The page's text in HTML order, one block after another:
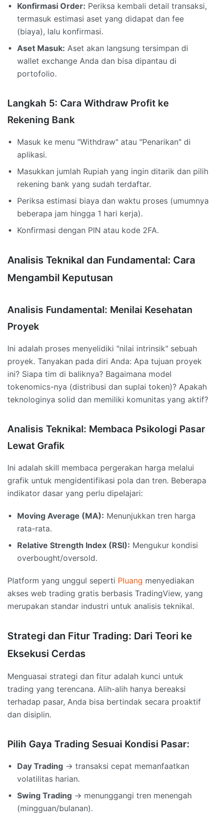
Konfirmasi Order: Periksa kembali detail transaksi,
termasuk estimasi aset yang didapat dan fee
(biaya), lalu konfirmasi.
Aset Masuk: Aset akan langsung tersimpan di
wallet exchange Anda dan bisa dipantau di
portofolio.
Langkah 5: Cara Withdraw Profit ke
Rekening Bank
Masuk ke menu "Withdraw" atau "Penarikan" di
aplikasi.
Masukkan jumlah Rupiah yang ingin ditarik dan pilih
rekening bank yang sudah terdaftar.
Periksa estimasi biaya dan waktu proses (umumnya
beberapa jam hingga 1 hari kerja).
Konfirmasi dengan PIN atau kode 2FA.
Analisis Teknikal dan Fundamental: Cara
Mengambil Keputusan
Analisis Fundamental: Menilai Kesehatan
Proyek
Ini adalah proses menyelidiki "nilai intrinsik" sebuah
proyek. Tanyakan pada diri Anda: Apa tujuan proyek
ini? Siapa tim di baliknya? Bagaimana model
tokenomics-nya (distribusi dan suplai token)? Apakah
teknologinya solid dan memiliki komunitas yang aktif?
Analisis Teknikal: Membaca Psikologi Pasar
Lewat Grafik
Ini adalah skill membaca pergerakan harga melalui
grafik untuk mengidentifikasi pola dan tren. Beberapa
indikator dasar yang perlu dipelajari:
Moving Average (MA): Menunjukkan tren harga
rata-rata.
Relative Strength Index (RSI): Mengukur kondisi
overbought/oversold.
Platform yang unggul seperti Pluang menyediakan
akses web trading gratis berbasis TradingView, yang
merupakan standar industri untuk analisis teknikal.
Strategi dan Fitur Trading: Dari Teori ke
Eksekusi Cerdas
Menguasai strategi dan fitur adalah kunci untuk
trading yang terencana. Alih-alih hanya bereaksi
terhadap pasar, Anda bisa bertindak secara proaktif
dan disiplin.
Pilih Gaya Trading Sesuai Kondisi Pasar:
Day Trading → transaksi cepat memanfaatkan
volatilitas harian.
Swing Trading → menunggangi tren menengah
(mingguan/bulanan).